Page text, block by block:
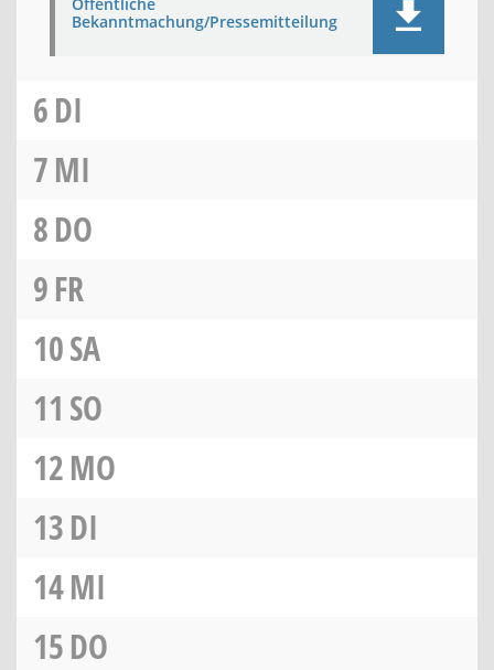
Bekanntmachung/Pressemitteilung
6DI
7MI
8DO
9FR
10SA
11 SO
12MO
13DI
14MI
15DO